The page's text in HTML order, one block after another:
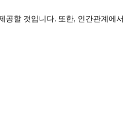
공할 것입니다. 또한, 인간관계에서